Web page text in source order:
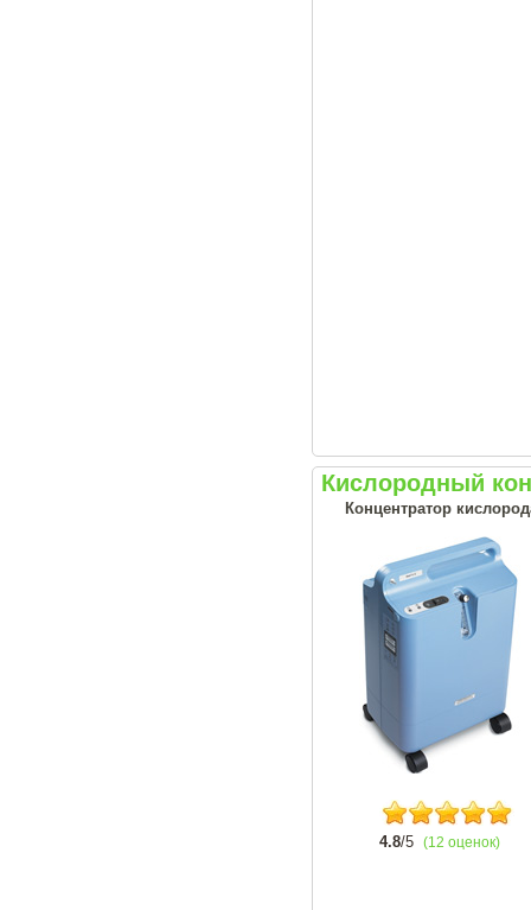
Кислородный
Концентратор
4.8/5 (12 оценок)